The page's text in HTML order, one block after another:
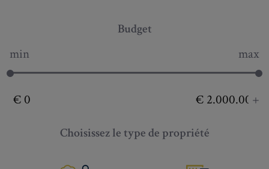
Budget
min max
+
Choisissez le type de propriété